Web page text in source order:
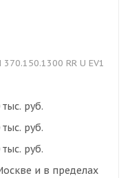
370.150.1300 RR U EV1
руб.
руб.
руб.
и в пределах